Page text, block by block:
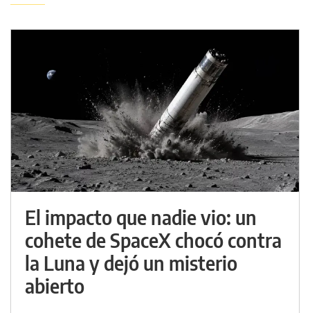
El impacto que nadie vio: un
cohete de SpaceX chocó contra
la Luna y dejó un misterio
abierto